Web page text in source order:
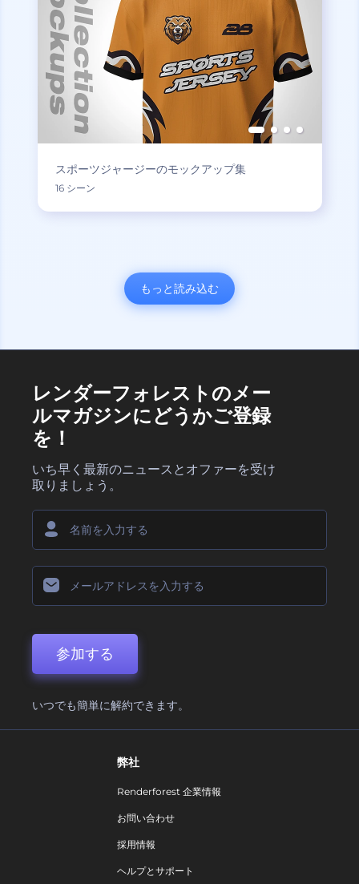
スポーツジャージーのモックアップ集
16 シーン
もっと読み込む
レンダーフォレストのメー
ルマガジンにどうかご登録
を！
いち早く最新のニュースとオファーを受け
取りましょう。
参加する
いつでも簡単に解約できます。
弊社
Renderforest 企業情報
お問い合わせ
採用情報
ヘルプとサポート